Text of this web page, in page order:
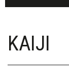
KAIJI